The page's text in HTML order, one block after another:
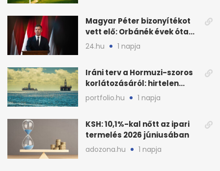
Magyar Péter bizonyítékot
vett elő: Orbánék évek óta
tudtak az energiarendszer
összeomlásáról
24.hu 1 napja
Iráni terv a Hormuzi-szoros
korlátozásáról: hirtelen
megugrott az olajár
portfolio.hu 1 napja
KSH: 10,1%-kal nőtt az ipari
termelés 2026 júniusában
adozona.hu 1 napja